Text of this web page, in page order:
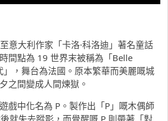
意大利作家「卡洛·科洛迪」著名童話
間點為 19 世界末被稱為「Belle
，舞台為法國。原本繁華而美麗嘅城
之間變成人間煉獄。
戲中化名為 P。製作出「P」嘅木偶師
後就失去蹤影，而覺醒嘅 P 則帶著「對